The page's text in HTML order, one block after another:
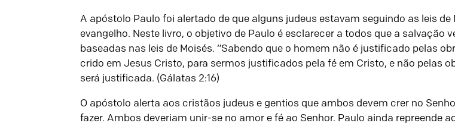
A apóstolo Paulo foi alertado de que alguns judeus estavam seguindo as leis
evangelho. Neste livro, o objetivo de Paulo é esclarecer a todos que a salvação
baseadas nas leis de Moisés. “Sabendo que o homem não é justificado pelas
crido em Jesus Cristo, para sermos justificados pela fé em Cristo, e não pelas
será justificada. (Gálatas 2:16)
O apóstolo alerta aos cristãos judeus e gentios que ambos devem crer no
fazer. Ambos deveriam unir-se no amor e fé ao Senhor. Paulo ainda repreende